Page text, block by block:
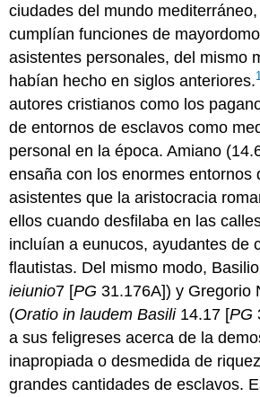
ciudades del mundo
cumplían funciones de
asistentes personales, del mismo
habían hecho en siglos anteriores.
autores cristianos como los
de entornos de esclavos como
personal en la época. Amiano
ensaña con los enormes entornos
asistentes que la aristocracia
ellos cuando desfilaba en las
incluían a eunucos, ayudantes de
flautistas. Del mismo modo,
ieiunio7 [PG31.176A]) y Gregorio
(Oratio in laudem Basili 14.17 [PG
a sus feligreses acerca de la
inapropiada o desmedida de
grandes cantidades de esclavos.